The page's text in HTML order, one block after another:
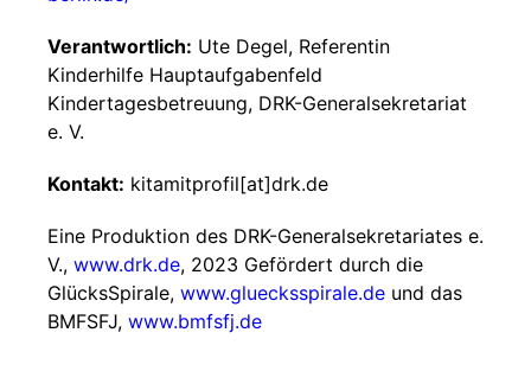
Verantwortlich: Ute Degel, Referentin
Kinderhilfe Hauptaufgabenfeld
Kindertagesbetreuung, DRK-Generalsekretariat
e. V.
Kontakt: kitamitprofil[at]drk.de
Eine Produktion des DRK-Generalsekretariates e.
V., www.drk.de, 2023 Gefördert durch die
GlücksSpirale, www.gluecksspirale.de und das
BMFSFJ, www.bmfsfj.de